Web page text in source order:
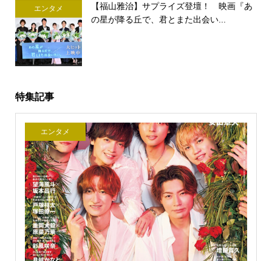
エンタメ
【福山雅治】サプライズ登壇！ 映画『あ
の星が降る丘で、君とまた出会い...
特集記事
エンタメ